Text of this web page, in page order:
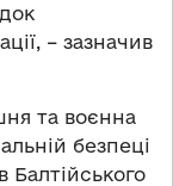
– зазначив
та воєнна
безпеці
Балтійського